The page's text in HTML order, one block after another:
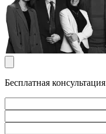
Бесплатная консультация